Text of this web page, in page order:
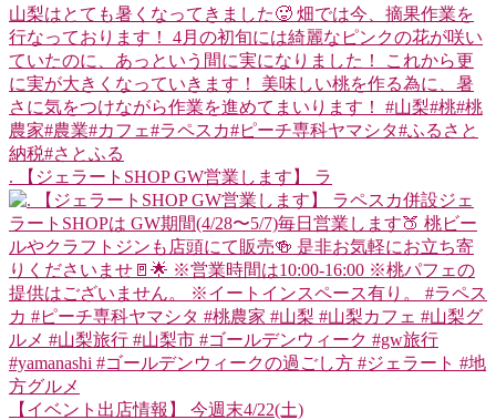
. 【ジェラートSHOP GW営業します】 ラ
【イベント出店情報】 今週末4/22(土)